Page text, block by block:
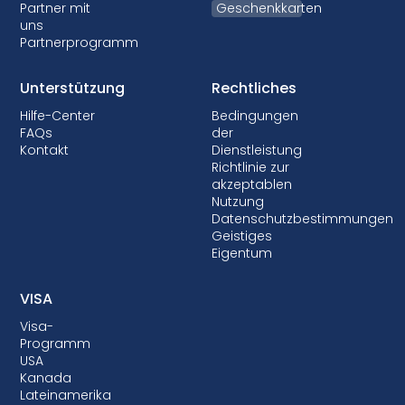
Partner mit
uns
Partnerprogramm
Geschenkkarten
Unterstützung
Hilfe-Center
FAQs
Kontakt
Rechtliches
Bedingungen
der
Dienstleistung
Richtlinie zur
akzeptablen
Nutzung
Datenschutzbestimmungen
Geistiges
Eigentum
VISA
Visa-
Programm
USA
Kanada
Lateinamerika